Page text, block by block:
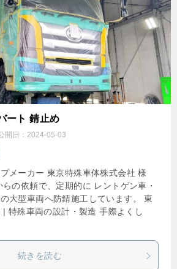
ート 錆止め
開日： 2024-05-03
メーカー 東京特殊車体株式会社 様
らの依頼で、定期的に レントゲン車・
大型車両へ防錆施工しています。 東
特殊車両の設計・製造 手際よくし
続きを読む